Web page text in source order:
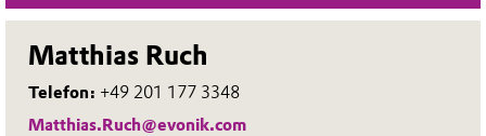
Matthias Ruch
Telefon: +49 201 177 3348
Matthias.Ruch@evonik.com